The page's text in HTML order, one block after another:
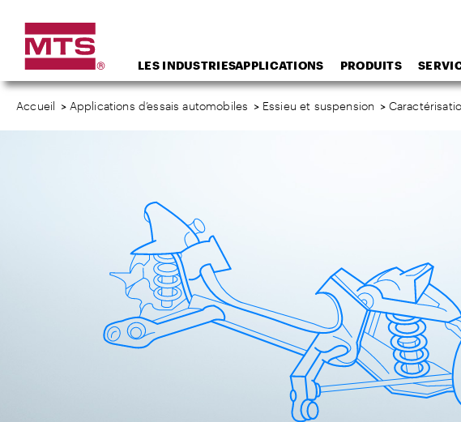
LES INDUSTRIESAPPLICATIONS PRODUITS
Accueil > Applications d’essais automobiles > Essieu et suspension >